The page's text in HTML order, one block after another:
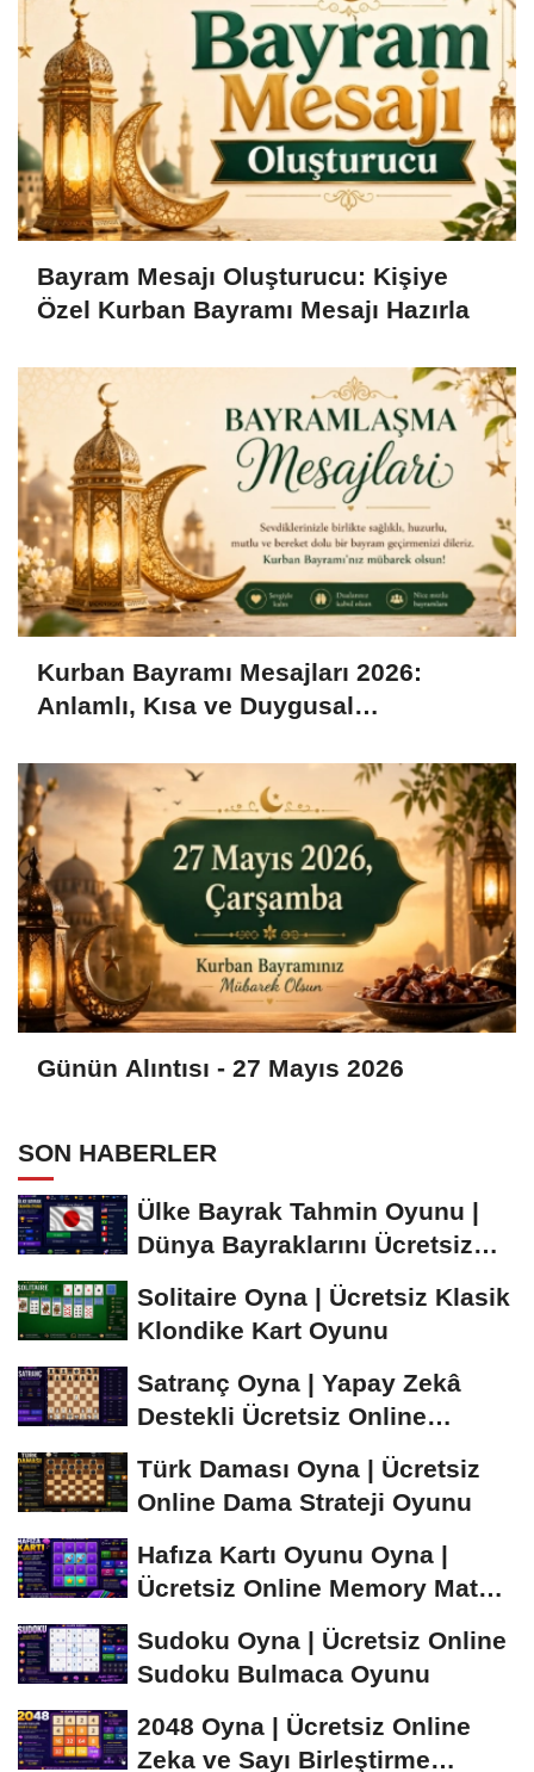
Bayram Mesajı Oluşturucu: Kişiye
Özel Kurban Bayramı Mesajı Hazırla
Kurban Bayramı Mesajları 2026:
Anlamlı, Kısa ve Duygusal
Günün Alıntısı - 27 Mayıs 2026
SON HABERLER
Ülke Bayrak Tahmin Oyunu |
Dünya Bayraklarını Ücretsiz
Solitaire Oyna | Ücretsiz Klasik
Klondike Kart Oyunu
Satranç Oyna | Yapay Zekâ
Destekli Ücretsiz Online
Türk Daması Oyna | Ücretsiz
Online Dama Strateji Oyunu
Hafıza Kartı Oyunu Oyna |
Ücretsiz Online Memory Match
Sudoku Oyna | Ücretsiz Online
Sudoku Bulmaca Oyunu
2048 Oyna | Ücretsiz Online
Zeka ve Sayı Birleştirme